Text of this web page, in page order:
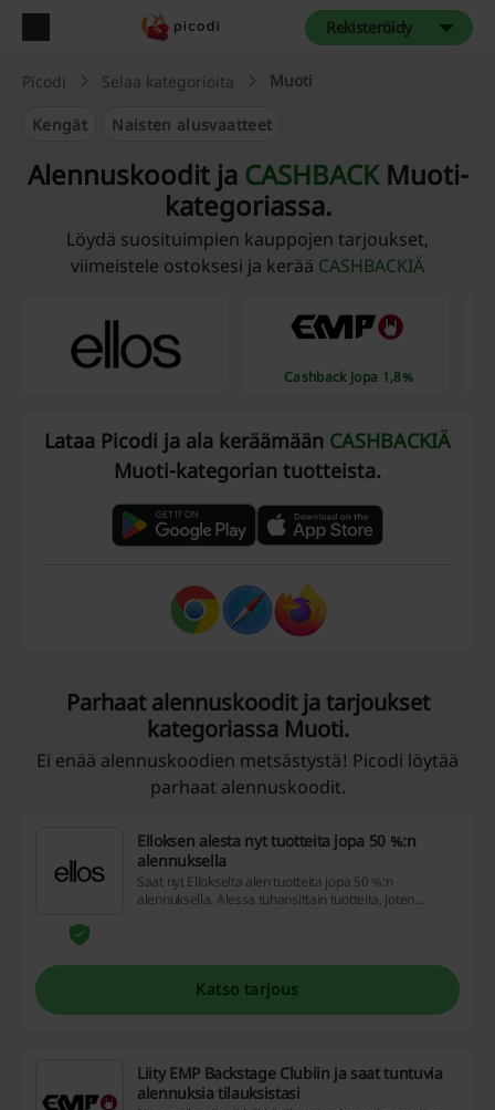
Rekisteröidy
Picodi Selaa kategorioita Muoti
Kengät Naisten alusvaatteet
Alennuskoodit ja CASHBACKMuoti-
kategoriassa.
Löydä suosituimpien kauppojen tarjoukset,
viimeistele ostoksesi ja kerää CASHBACKIÄ
Cashback jopa 1,8%
Lataa Picodi ja ala keräämään CASHBACKIÄ
Muoti-kategorian tuotteista.
Parhaat alennuskoodit ja tarjoukset
kategoriassa Muoti.
Ei enää alennuskoodien metsästystä! Picodi löytää
parhaat alennuskoodit.
Elloksen alesta nyt tuotteita jopa 50 %:n
alennuksella
Saat nyt Ellokselta alen tuotteita jopa 50 %:n
alennuksella. Alessa tuhansittain tuotteita, joten
tarjoushinnoin.
Katso tarjous
Liity EMP Backstage Clubiin ja saat tuntuvia
alennuksia tilauksistasi